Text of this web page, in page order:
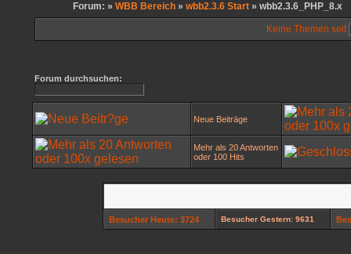
Forum: » WBB Bereich » wbb2.3.6 Start » wbb2.3.6_PHP_8.x
Keine Themen seit
Forum durchsuchen:
Neue Beiträge
Mehr als 20 Antworten
oder 100 Hits
Besucher Heute: 3724 Besucher Gestern: 9631